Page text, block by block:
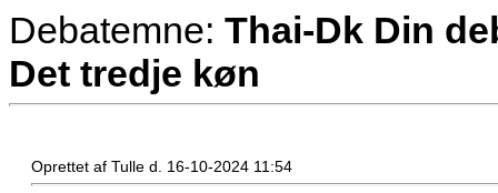
Debatemne: Thai-Dk Din
Det tredje køn
Oprettet af Tulle d. 16-10-2024 11:54